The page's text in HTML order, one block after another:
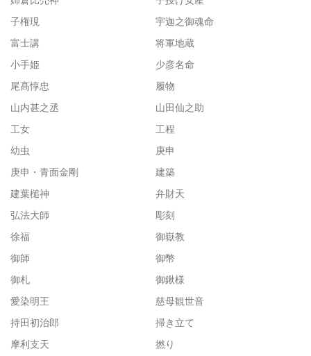
子権現
宇迦之御魂命
富士講
将軍地蔵
小手姫
少彦名命
尾髙惇忠
履物
山内甚之丞
山田仙之助
工女
工程
幼虫
庚申
庚申・青面金剛
建築
建葉槌神
弁財天
弘法大師
彫刻
徐福
御嶽教
御師
御幣
御札
御鍬様
愛染明王
慈母観世音
持田初治郎
掃き立て
摩利支天
撚り